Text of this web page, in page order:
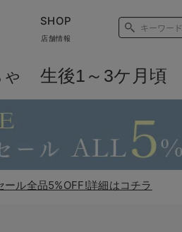
SHOP
店舗情報
ゃ 生後1～3ケ月頃
ル全品5%OFF!詳細はコチラ